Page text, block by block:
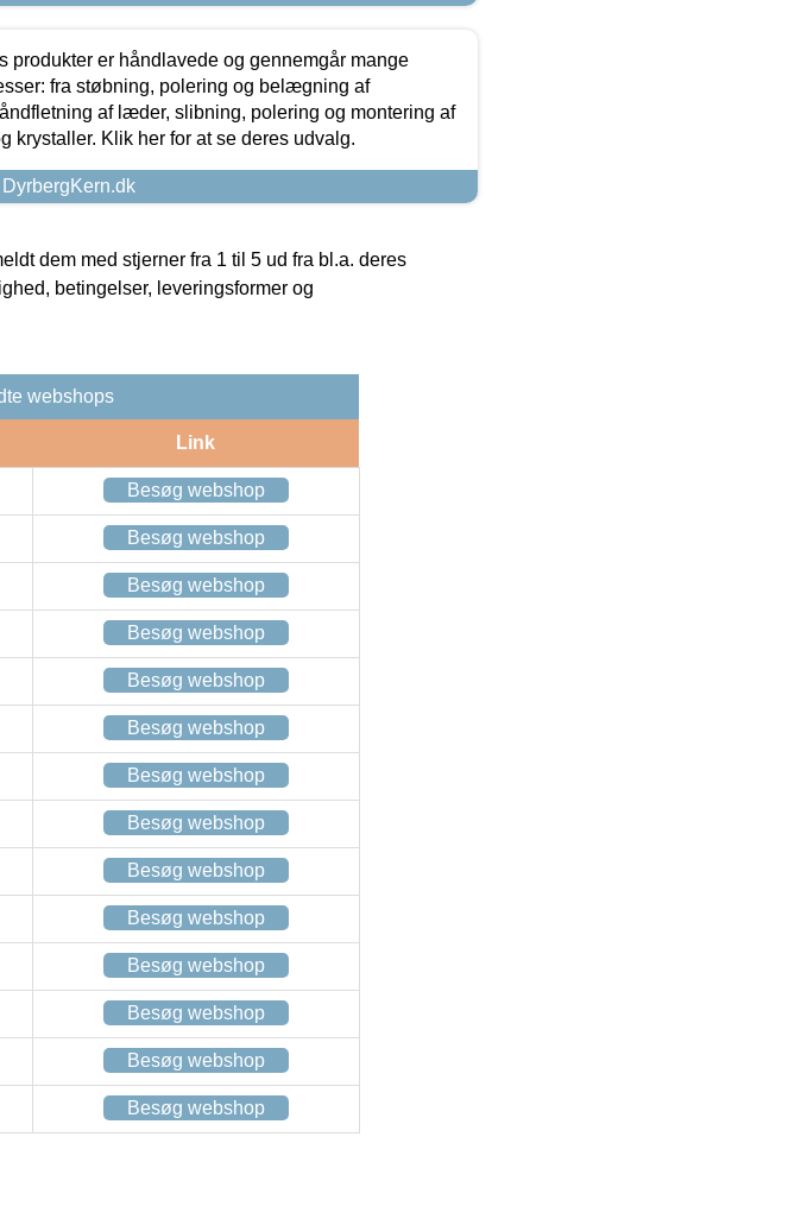
produkter er håndlavede og gennemgår mange
fra støbning, polering og belægning af
af læder, slibning, polering og montering af
krystaller. Klik her for at se deres udvalg.
dem med stjerner fra 1 til 5 ud fra bl.a. deres
betingelser, leveringsformer og
webshops
Link
Besøg webshop
Besøg webshop
Besøg webshop
Besøg webshop
Besøg webshop
Besøg webshop
Besøg webshop
Besøg webshop
Besøg webshop
Besøg webshop
Besøg webshop
Besøg webshop
Besøg webshop
Besøg webshop